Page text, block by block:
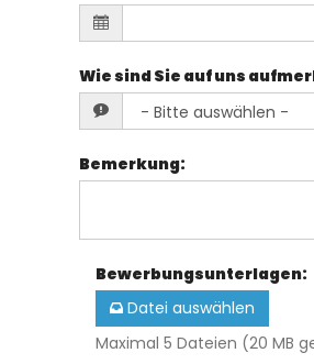
Wie sind Sie auf uns
Bemerkung:
Bewerbungsunterlagen:
Datei auswählen
Maximal 5 Dateien (20 MB